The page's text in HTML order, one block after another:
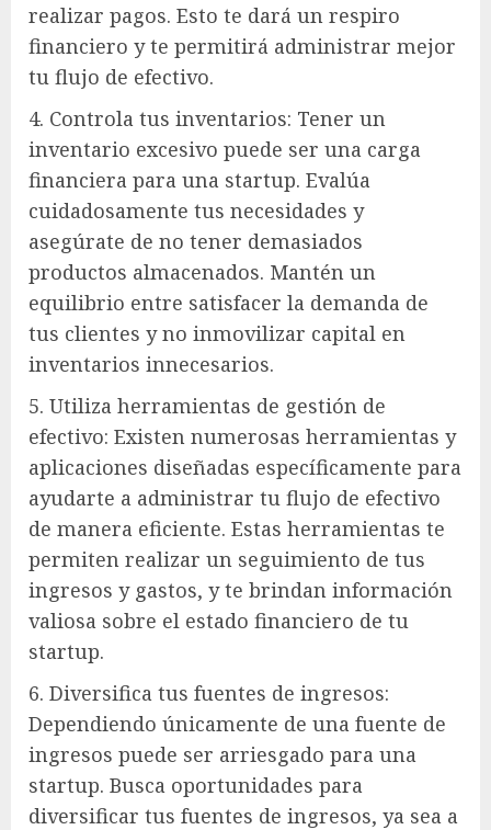
realizar pagos. Esto te dará un respiro
financiero y te permitirá administrar mejor
tu flujo de efectivo.
4. Controla tus inventarios: Tener un
inventario excesivo puede ser una carga
financiera para una startup. Evalúa
cuidadosamente tus necesidades y
asegúrate de no tener demasiados
productos almacenados. Mantén un
equilibrio entre satisfacer la demanda de
tus clientes y no inmovilizar capital en
inventarios innecesarios.
5. Utiliza herramientas de gestión de
efectivo: Existen numerosas herramientas y
aplicaciones diseñadas específicamente para
ayudarte a administrar tu flujo de efectivo
de manera eficiente. Estas herramientas te
permiten realizar un seguimiento de tus
ingresos y gastos, y te brindan información
valiosa sobre el estado financiero de tu
startup.
6. Diversifica tus fuentes de ingresos:
Dependiendo únicamente de una fuente de
ingresos puede ser arriesgado para una
startup. Busca oportunidades para
diversificar tus fuentes de ingresos, ya sea a